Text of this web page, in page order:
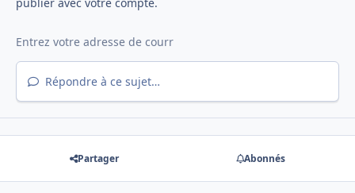
Répondre à ce sujet…
Partager Abonnés